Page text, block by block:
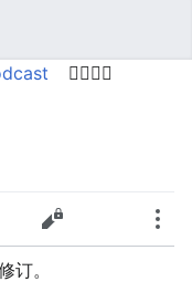
🙋‍♂️🙋‍♀️
订。